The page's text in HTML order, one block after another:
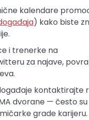
kalendare
) kako biste
i trenerke na
za najave,
kontaktirajte
dvorane — često
grade karijeru.